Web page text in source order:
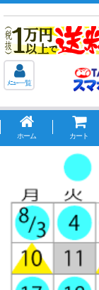
ﾒﾆｭｰ一覧
ホーム カート